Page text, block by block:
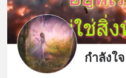
กำลังใจ